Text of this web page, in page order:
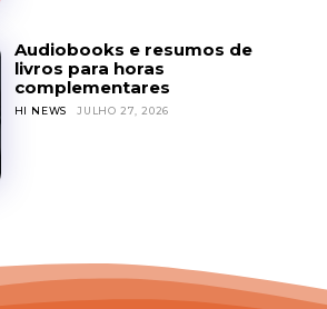
Audiobooks e resumos de
livros para horas
complementares
HI NEWS JULHO 27, 2026